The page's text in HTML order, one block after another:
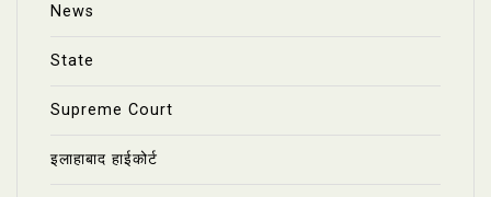
News
State
Supreme Court
इलाहाबाद हाईकोर्ट